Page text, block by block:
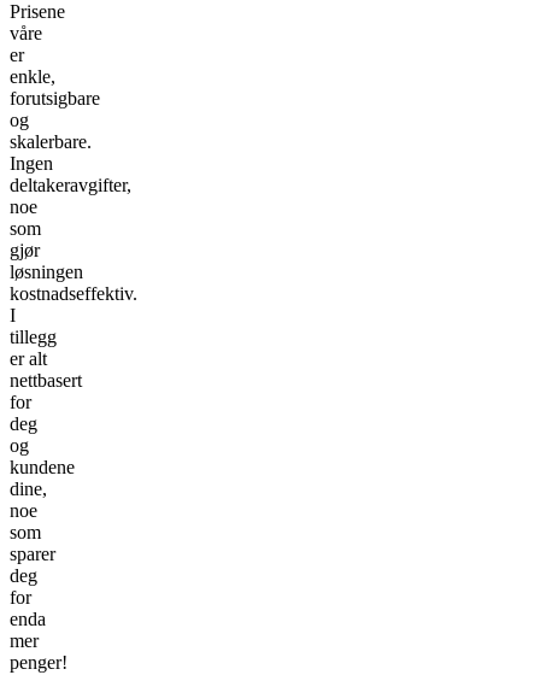
Prisene
våre
er
enkle,
forutsigbare
og
skalerbare.
Ingen
deltakeravgifter,
noe
som
gjør
løsningen
kostnadseffektiv.
I
tillegg
er alt
nettbasert
for
deg
og
kundene
dine,
noe
som
sparer
deg
for
enda
mer
penger!